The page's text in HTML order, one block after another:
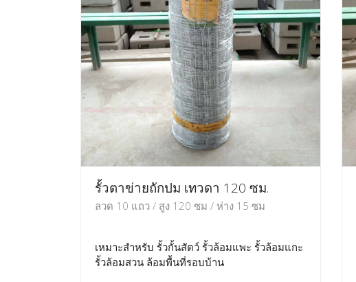
รั้วตาข่ายถักปม เทวดา 120 ซม.
ลวด 10 แถว / สูง 120 ซม / ห่าง 15 ซม
เหมาะสำหรับ รั้วกั้นสัตว์ รั้วล้อมแพะ รั้วล้อมแกะ
รั้วล้อมสวน ล้อมพื้นที่รอบบ้าน